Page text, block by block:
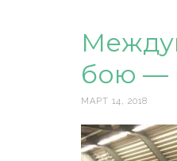
бою —
МАРТ 14, 2018